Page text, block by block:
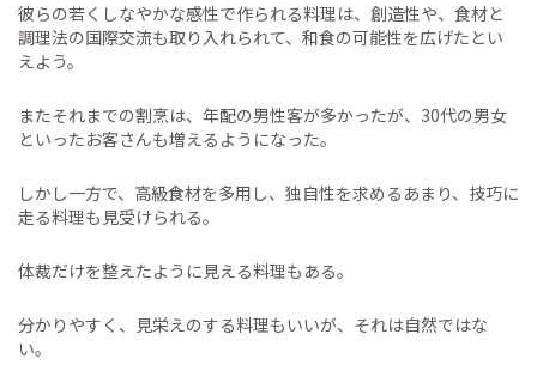
彼らの若くしなやかな感性で作られる料理は、創造性や、食材と
調理法の国際交流も取り入れられて、和食の可能性を広げたとい
えよう。
またそれまでの割烹は、年配の男性客が多かったが、30代の男女
といったお客さんも増えるようになった。
しかし一方で、高級食材を多用し、独自性を求めるあまり、技巧に
走る料理も見受けられる。
体裁だけを整えたように見える料理もある。
分かりやすく、見栄えのする料理もいいが、それは自然ではな
い。